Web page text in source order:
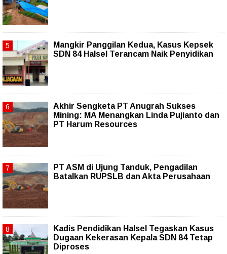
Mangkir Panggilan Kedua, Kasus Kepsek
SDN 84 Halsel Terancam Naik Penyidikan
Akhir Sengketa PT Anugrah Sukses
Mining: MA Menangkan Linda Pujianto dan
PT Harum Resources
PT ASM di Ujung Tanduk, Pengadilan
Batalkan RUPSLB dan Akta Perusahaan
Kadis Pendidikan Halsel Tegaskan Kasus
Dugaan Kekerasan Kepala SDN 84 Tetap
Diproses